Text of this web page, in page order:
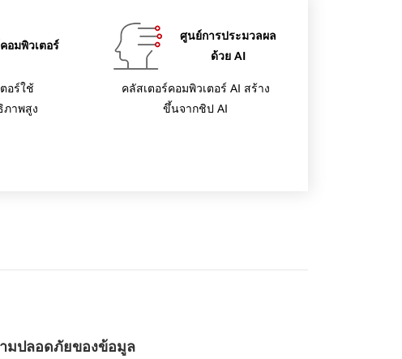
อมพิวเตอร์
อร์ใช้
ภาพสูง
ศูนย์การประมวลผล
ด้วย AI
คลัสเตอร์คอมพิวเตอร์ AI สร้าง
ขึ้นจากชิป AI
มปลอดภัยของข้อมูล